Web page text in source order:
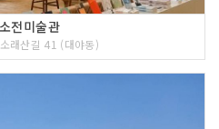
전미술관
래산길 41 (대야동)